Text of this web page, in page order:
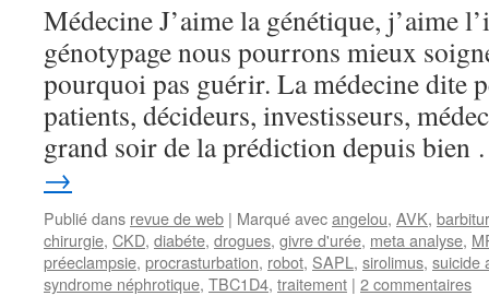
Médecine J’aime la génétique, j’aime
génotypage nous pourrons mieux
pourquoi pas guérir. La médecine dite
patients, décideurs, investisseurs,
grand soir de la prédiction depuis
→
Publié dans revue de web | Marqué avecangelou, AVK,
chirurgie, CKD, diabéte, drogues, givre d'urée, meta analyse,
préeclampsie, procrasturbation, robot, SAPL , sirolimus, suicide
syndrome néphrotique, TBC1D4, traitement | 2 commentaires